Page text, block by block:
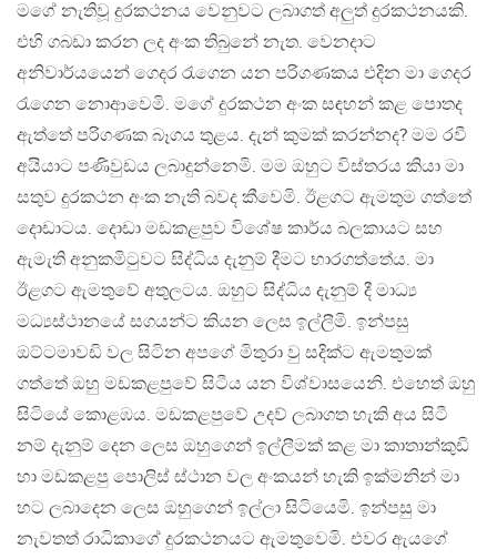
මගේ නැතිවූ දුරකථනය වෙනුවට ලබාගත් අලුත් දුරකථනයකි.
එහි ගබඩා කරන ලද අංක තිබුනේ නැත. වෙනදාට
අනිවාර්යයෙන් ගෙදර රැගෙන යන පරිගණකය එදින මා ගෙදර
රැගෙන නොආවෙමි. මගේ දුරකථන අංක සඳහන් කළ පොතද
ඇත්තේ පරිගණක බෑගය තුළය. දැන් කුමක් කරන්නද? මම රවී
අයියාට පණිවුඩය ලබාදුන්නෙමි. මම ඔහුට විස්තරය කියා මා
සතුව දුරකථන අංක නැති බවද කීවෙමි. ඊළගට ඇමතුම ගත්තේ
දොඩාටය. දොඩා මඩකළපුව විශේෂ කාර්ය බලකායට සහ
ඇමැති අනුකමිටුවට සිද්ධිය දැනුම් දීමට භාරගත්තේය. මා
ඊළගට ඇමතුවේ අතුලටය. ඔහුට සිද්ධිය දැනුම් දී මාධ්‍ය
මධ්‍යස්ථානයේ සගයන්ට කියන ලෙස ඉල්ලීමි. ඉන්පසු
ඔට්ටමාවඩි වල සිටින අපගේ මිතුරා වු සදික්ට ඇමතුමක්
ගත්තේ ඔහු මඩකළපුවේ සිටීය යන විශ්වාසයෙනි. එහෙත් ඔහු
සිටියේ කොළඹය. මඩකළපුවේ උදව් ලබාගත හැකි අය සිටී
නම් දැනුම් දෙන ලෙස ඔහුගෙන් ඉල්ලීමක් කළ මා කාතාන්කුඩි
හා මඩකළපු පොලිස් ස්ථාන වල අංකයන් හැකි ඉක්මනින් මා
හට ලබාදෙන ලෙස ඔහුගෙන් ඉල්ලා සිටියෙමි. ඉන්පසු මා
නැවතත් රාධිකාගේ දුරකථනයට ඇමතුවෙමි. එවර ඇයගේ